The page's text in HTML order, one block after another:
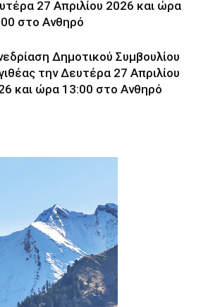
27 Απριλίου 2026 και ώρα
στο Ανθηρό
Δημοτικού Συμβουλίου
την Δευτέρα 27 Απριλίου
και ώρα 13:00 στο Ανθηρό